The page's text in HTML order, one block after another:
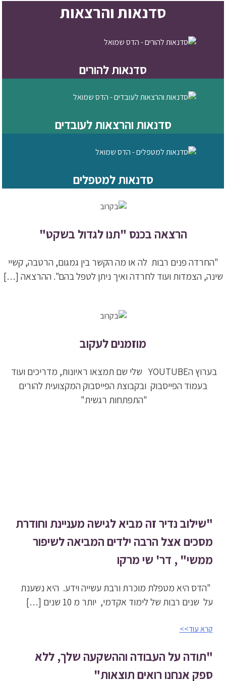
סדנאות והרצאות
סדנאות להורים
סדנאות והרצאות לעובדים
סדנאות למטפלים
הרצאה בכנס "תנו לגדול בשקט"
"החרדה פנים רבות לה או מה הקשר בין גמגום, הרטבה, קשיי
שינה, הצמדות ועוד לחרדה ואיך ניתן לטפל בהם". ההרצאה […]
מוזמנים לעקוב
בערוץ הYOUTUBE שלי שם תמצאו ראיונות, מדריכים ועוד
בעמוד הפייסבוק ובקבוצת הפייסבוק המקצועית להורים
"התפתחות רגשית"
"שילוב נדיר זה מביא לגישה מעניינת וחודרת
מסכים אצל הרבה ילדים המביאה לשיפור
ממשי" , דר' שי מרקו
​ "הדס היא מטפלת מוכרת ורבת עשייה וידע. היא נשענת
על שנים רבות של לימוד אקדמי, יותר מ 10 שנים […]
קרא עוד>>
"תודה על העבודה וההשקעה שלך, ללא
ספק אנחנו רואים תוצאות"